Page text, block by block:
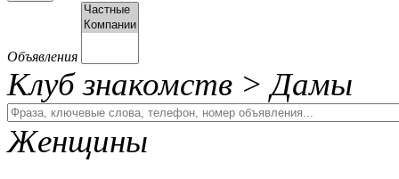
Объявления
Клуб знакомств > Дамы
Женщины